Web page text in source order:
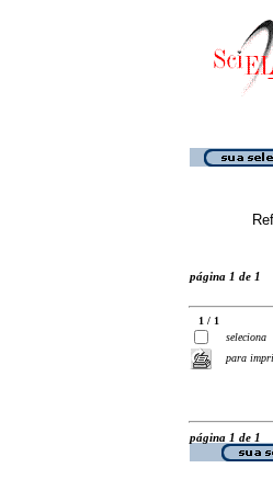
página 1 de 1
1 / 1
seleciona
para
página 1 de 1